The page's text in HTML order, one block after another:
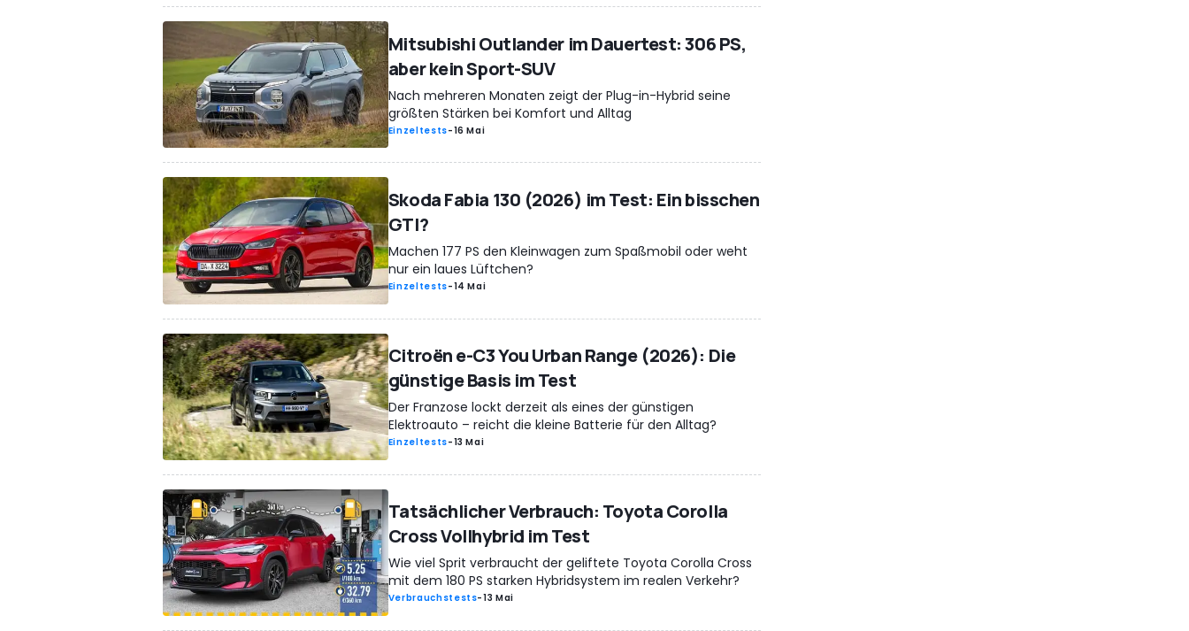
Mitsubishi Outlander im Dauertest: 306 PS,
aber kein Sport-SUV
Nach mehreren Monaten zeigt der Plug-in-Hybrid seine
größten Stärken bei Komfort und Alltag
Einzeltests-16 Mai
Skoda Fabia 130 (2026) im Test: Ein bisschen
GTI?
Machen 177 PS den Kleinwagen zum Spaßmobil oder weht
nur ein laues Lüftchen?
Einzeltests-14 Mai
Citroën e-C3 You Urban Range (2026): Die
günstige Basis im Test
Der Franzose lockt derzeit als eines der günstigen
Elektroauto – reicht die kleine Batterie für den Alltag?
Einzeltests-13 Mai
Tatsächlicher Verbrauch: Toyota Corolla
Cross Vollhybrid im Test
Wie viel Sprit verbraucht der geliftete Toyota Corolla Cross
mit dem 180 PS starken Hybridsystem im realen Verkehr?
Verbrauchstests-13 Mai